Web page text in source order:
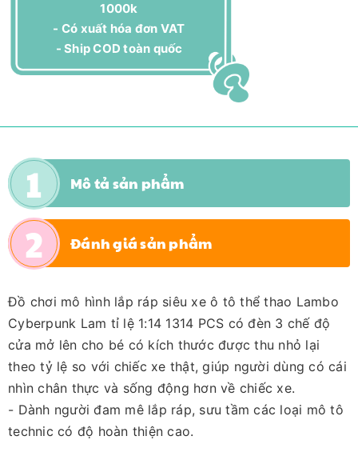
1000k
- Có xuất hóa đơn VAT
- Ship COD toàn quốc
Mô tả sản phẩm
Đánh giá sản phẩm
Đồ chơi mô hình lắp ráp siêu xe ô tô thể thao Lambo
Cyberpunk Lam tỉ lệ 1:14 1314 PCS có đèn 3 chế độ
cửa mở lên cho bé có kích thước được thu nhỏ lại
theo tỷ lệ so với chiếc xe thật, giúp người dùng có cái
nhìn chân thực và sống động hơn về chiếc xe.
- Dành người đam mê lắp ráp, sưu tầm các loại mô tô
technic có độ hoàn thiện cao.